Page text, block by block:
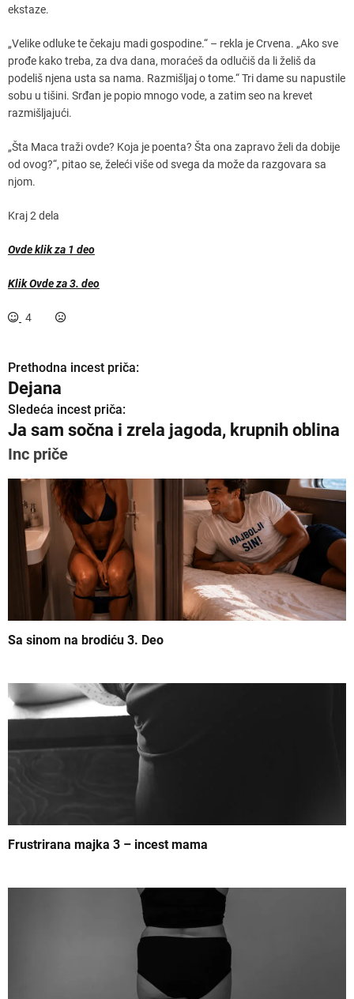
ekstaze.
„Velike odluke te čekaju madi gospodine.“ – rekla je Crvena. „Ako sve
prođe kako treba, za dva dana, moraćeš da odlučiš da li želiš da
podeliš njena usta sa nama. Razmišljaj o tome.“ Tri dame su napustile
sobu u tišini. Srđan je popio mnogo vode, a zatim seo na krevet
razmišljajući.
„Šta Maca traži ovde? Koja je poenta? Šta ona zapravo želi da dobije
od ovog?“, pitao se, želeći više od svega da može da razgovara sa
njom.
Kraj 2 dela
Ovde klik za 1 deo
Klik Ovde za 3. deo
4
K
r
e
t
l
n
Prethodna incest priča:
Dejana
Sledeća incest priča:
Ja sam sočna i zrela jagoda, krupnih oblina
Inc priče
Sa sinom na brodiću 3. Deo
Frustrirana majka 3 – incest mama